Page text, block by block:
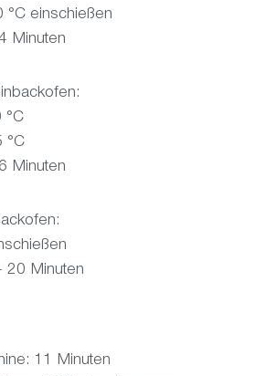
einschießen
Minuten
°C
°C
Minuten
20 Minuten
11 Minuten